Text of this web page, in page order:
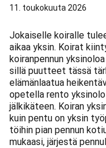
11. toukokuuta 2026
Jokaiselle koiralle
aikaa yksin. Koirat
koiranpennun
sillä puutteet tässä
elämänlaatua
opetella rento
jälkikäteen. Koiran
kuin pentu on yksin
töihin pian pennun
mukaasi, järjestä